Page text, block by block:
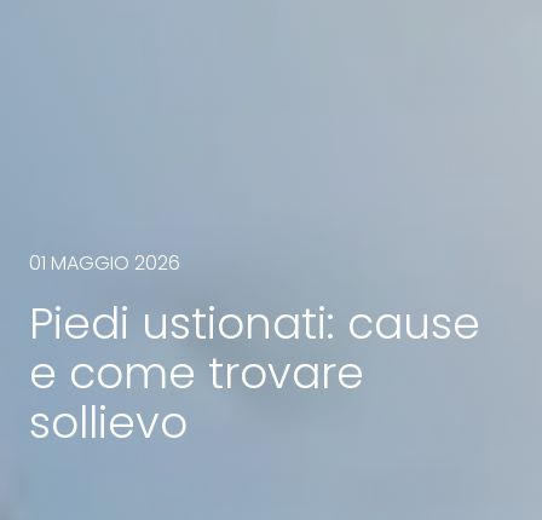
01 MAGGIO 2026
Piedi ustionati: cause
e come trovare
sollievo